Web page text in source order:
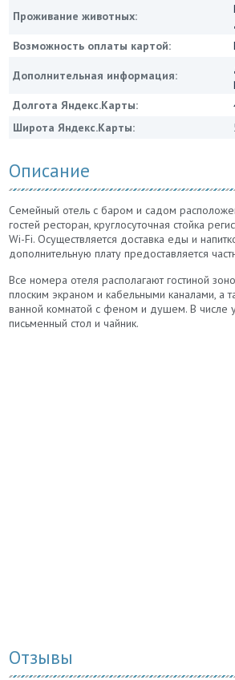
Проживание животных:
Возможность оплаты картой:
Дополнительная информация:
Долгота Яндекс.Карты:
Широта Яндекс.Карты:
Описание
Семейный отель с баром и садом
гостей ресторан, круглосуточная стойка
Wi-Fi. Осуществляется доставка еды и
дополнительную плату предоставляется
Все номера отеля располагают гостиной
плоским экраном и кабельными каналами, а
ванной комнатой с феном и душем. В числе
письменный стол и чайник.
Отзывы